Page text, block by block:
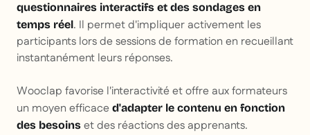
questionnaires interactifs et des sondages en
temps réel. Il permet d'impliquer activement les
participants lors de sessions de formation en recueillant
instantanément leurs réponses.
Wooclap favorise l'interactivité et offre aux formateurs
un moyen efficace d'adapter le contenu en fonction
des besoins et des réactions des apprenants.